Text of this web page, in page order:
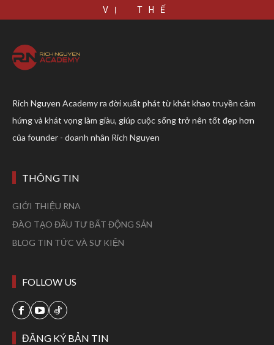
VỊ THẾ
Rich Nguyen Academy ra đời xuất phát từ khát khao truyền cảm
hứng và khát vọng làm giàu, giúp cuộc sống trở nên tốt đẹp hơn
của founder - doanh nhân Rich Nguyen
THÔNG TIN
GIỚI THIỆU RNA
ĐÀO TẠO ĐẦU TƯ BẤT ĐỘNG SẢN
BLOG TIN TỨC VÀ SỰ KIỆN
FOLLOW US
ĐĂNG KÝ BẢN TIN